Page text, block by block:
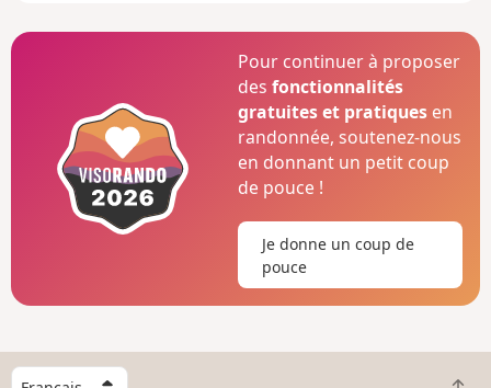
Pour continuer à proposer
desfonctionnalités
gratuites et pratiques en
randonnée, soutenez-nous
en donnant un petit coup
de pouce !
Je donne un coup de
pouce
C